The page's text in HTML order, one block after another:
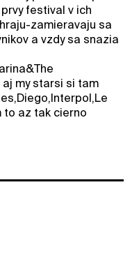
festival v ich
zamieravaju sa
a vzdy sa snazia
aj my starsi si tam
to az tak cierno